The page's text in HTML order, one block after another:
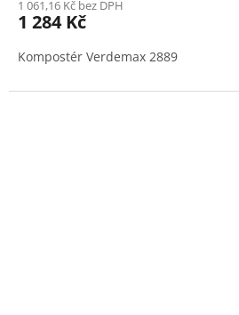
1 061,16 Kč bez DPH
1 284 Kč
Kompostér Verdemax 2889